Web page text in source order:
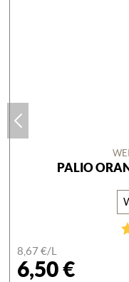
PALIO
8,67 €/L
6,50 €